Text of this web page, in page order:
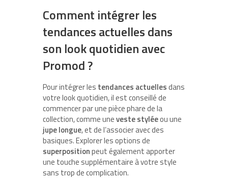
Comment intégrer les
tendances actuelles dans
son look quotidien avec
Promod ?
Pour intégrer les tendances actuellesdans
votre look quotidien, il est conseillé de
commencer par une pièce phare de la
collection, comme uneveste styléeou une
jupe longue, et de l’associer avec des
basiques. Explorer les options de
superpositionpeut également apporter
une touche supplémentaire à votre style
sans trop de complication.